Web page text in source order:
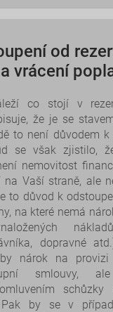
od
vrácení
co stojí v
že je se
to není důvodem k
se však zjistilo,
nemovitost
na Vaší straně, ale
to důvod k
na které nemá
dopravné
nárok na
smlouvy,
Pak by se v